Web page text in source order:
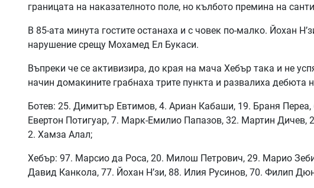
границата на наказателното поле, но кълбото премина на
В 85-ата минута гостите останаха и с човек по-малко. Йохан
нарушение срещу Мохамед Ел Букаси.
Въпреки че се активизира, до края на мача Хебър така и не
начин домакините грабнаха трите пункта и развалиха дебюта
Ботев: 25. Димитър Евтимов, 4. Ариан Кабаши, 19. Браня
Евертон Потигуар, 7. Марк-Емилио Папазов, 32. Мартин Дичев,
2. Хамза Алал;
Хебър: 97. Марсио да Роса, 20. Милош Петрович, 29. Марио
Давид Канкола, 77. Йохан Н’зи, 88. Илия Русинов, 70. Филип